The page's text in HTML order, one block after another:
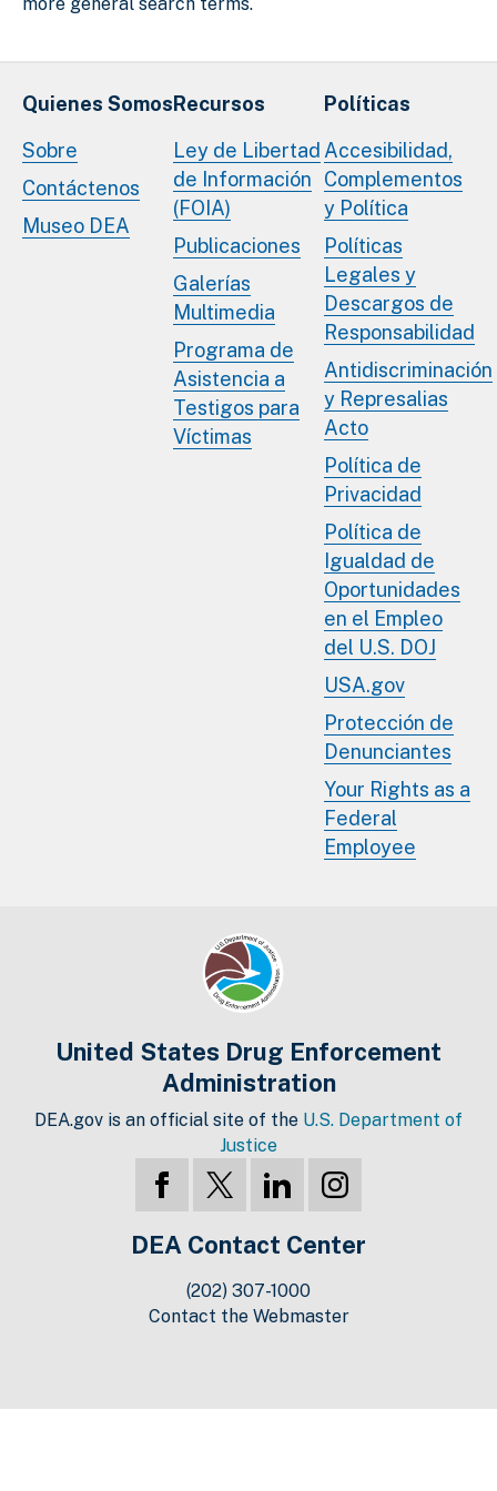
Quienes Somos
Sobre
Contáctenos
Museo DEA
Recursos
Ley de Libertad
de Información
(FOIA)
Publicaciones
Galerías
Multimedia
Programa de
Asistencia a
Testigos para
Víctimas
Políticas
Accesibilidad,
Complementos
y Política
Políticas
Legales y
Descargos de
Responsabilidad
Antidiscriminación
y Represalias
Acto
Política de
Privacidad
Política de
Igualdad de
Oportunidades
en el Empleo
del U.S. DOJ
USA.gov
Protección de
Denunciantes
Your Rights as a
Federal
Employee
United States Drug Enforcement
Administration
DEA.gov is an official site of the U.S. Department of
Justice
DEA Contact Center
(202) 307-1000
Contact the Webmaster